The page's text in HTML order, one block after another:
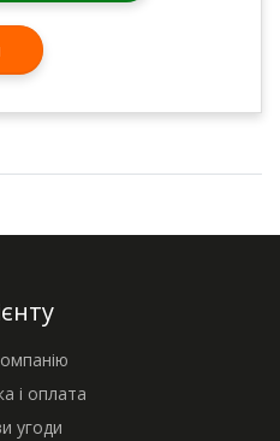
і оплата
угоди